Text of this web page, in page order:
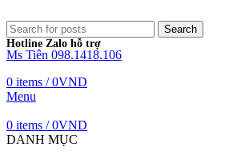
Search
Hotline Zalo hỗ trợ
Ms Tiên 098.1418.106
0 items / 0VND
Menu
0 items / 0VND
DANH MỤC